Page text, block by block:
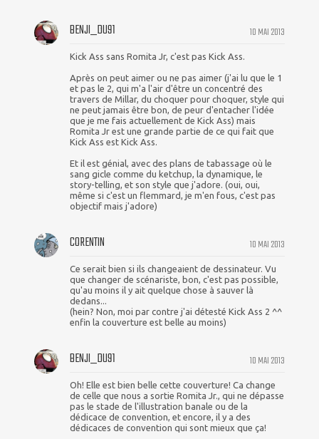
10 MAI 2013
BENJI_DU91
Kick Ass sans Romita Jr, c'est pas Kick Ass.
Après on peut aimer ou ne pas aimer (j'ai lu que le 1
et pas le 2, qui m'a l'air d'être un concentré des
travers de Millar, du choquer pour choquer, style qui
ne peut jamais être bon, de peur d'entacher l'idée
que je me fais actuellement de Kick Ass) mais
Romita Jr est une grande partie de ce qui fait que
Kick Ass est Kick Ass.
Et il est génial, avec des plans de tabassage où le
sang gicle comme du ketchup, la dynamique, le
story-telling, et son style que j'adore. (oui, oui,
même si c'est un flemmard, je m'en fous, c'est pas
objectif mais j'adore)
10 MAI 2013
CORENTIN
Ce serait bien si ils changeaient de dessinateur. Vu
que changer de scénariste, bon, c'est pas possible,
qu'au moins il y ait quelque chose à sauver là
dedans...
(hein? Non, moi par contre j'ai détesté Kick Ass 2 ^^
enfin la couverture est belle au moins)
10 MAI 2013
BENJI_DU91
Oh! Elle est bien belle cette couverture! Ca change
de celle que nous a sortie Romita Jr., qui ne dépasse
pas le stade de l'illustration banale ou de la
dédicace de convention, et encore, il y a des
dédicaces de convention qui sont mieux que ça!